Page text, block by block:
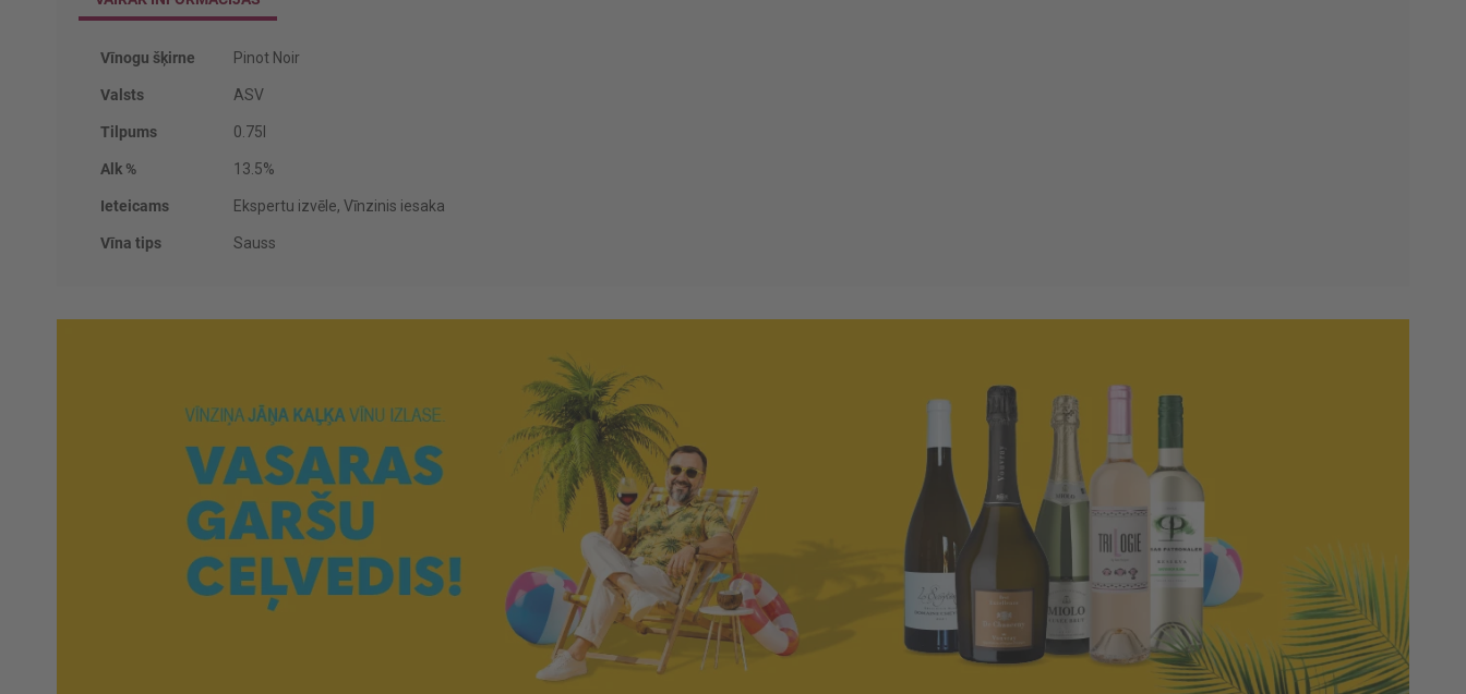
Vairāk
Vīnogu šķirne Pinot Noir
Valsts ASV
Tilpums 0.75l
Alk % 13.5%
Ieteicams Ekspertu izvēle, Vīnzinis iesaka
Vīna tips Sauss